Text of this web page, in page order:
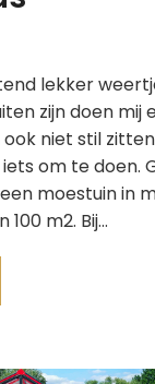
lekker
zijn doen mij
ook niet stil
om te doen.
moestuin in
100 m2. Bij…